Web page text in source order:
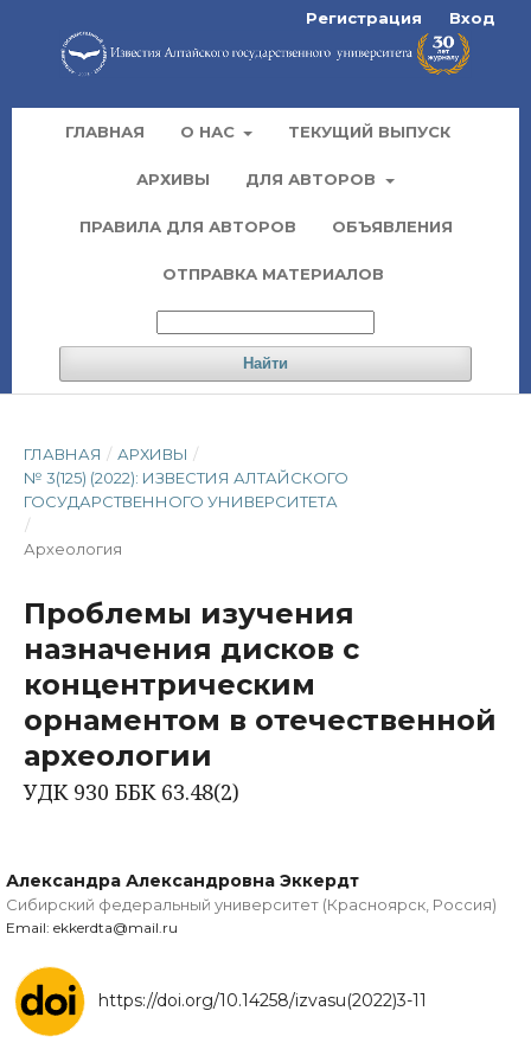
ГЛАВНАЯ О НАС ТЕКУЩИЙ ВЫПУСК
АРХИВЫ ДЛЯ АВТОРОВ
ПРАВИЛА ДЛЯ АВТОРОВ ОБЪЯВЛЕНИЯ
ОТПРАВКА МАТЕРИАЛОВ
Найти
Регистрация Вход
ГЛАВНАЯ / АРХИВЫ /
№ 3(125) (2022): ИЗВЕСТИЯ АЛТАЙСКОГО
ГОСУДАРСТВЕННОГО УНИВЕРСИТЕТА
/
Археология
Проблемы изучения
назначения дисков с
концентрическим
орнаментом в отечественной
археологии
УДК 930 ББК 63.48(2)
Александра Александровна Эккердт
Сибирский федеральный университет (Красноярск, Россия)
Email: ekkerdta@mail.ru
https://doi.org/10.14258/izvasu(2022)3-11